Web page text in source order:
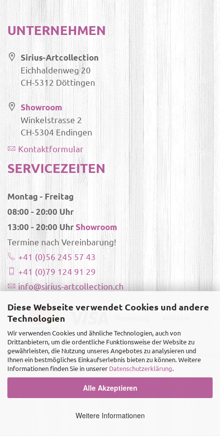
Diese Webseite verwendet Cookies und andere
Technologien
Wir verwenden Cookies und ähnliche Technologien, auch von
Drittanbietern, um die ordentliche Funktionsweise der Website zu
gewährleisten, die Nutzung unseres Angebotes zu analysieren und
Ihnen ein bestmögliches Einkaufserlebnis bieten zu können. Weitere
Informationen finden Sie in unserer Datenschutzerklärung.
Alle Akzeptieren
Weitere Informationen
UNTERNEHMEN
Sirius-Artcollection
Eichhaldenweg 20
CH-5312 Döttingen
Showroom
Winkelstrasse 2
CH-5304 Endingen
Kontaktformular
SERVICEZEITEN
Montag - Freitag
08:00 - 20:00 Uhr
13:00 - 20:00 UhrShowroom
Termine nach Vereinbarung!
+41 (0)56 245 57 43
+41 (0)79 124 91 29
info@sirius-artcollection.ch
Copyright ©Sirius-Artcollection- Alle Rechte vorbehalten | Webdesign
& Realisierung by Templatestore.ch